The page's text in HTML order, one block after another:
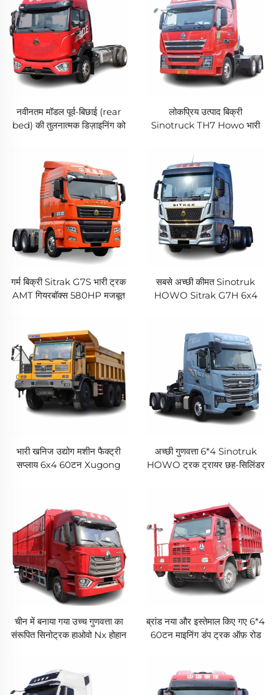
नवीनतम मॉडल पूर्व-बिछाई (rear
bed) की तुलनात्मक डिज़ाइनिंग को
4X2 6.8 मीटर
लोकप्रिय उत्पाद बिक्री
Sinotruck TH7 Howo भारी
ट्रक के लिए
गर्म बिक्री Sitrak G7S भारी ट्रक
AMT गियरबॉक्स 580HP मजबूत
सबसे अच्छी कीमत Sinotruk
HOWO Sitrak G7H 6x4
भारी खनिज उद्योग मशीन फैक्ट्री
सप्लाय 6x4 60टन Xugong
अच्छी गुणवत्ता 6*4 Sinotruk
HOWO ट्रक ट्रायर छह-सिलिंडर
चीन में बनाया गया उच्च गुणवत्ता का
संरूपित सिनोट्रक हाओवो Nx होहान
ब्रांड नया और इस्तेमाल किए गए 6*4
60टन माइनिंग डंप ट्रक ऑफ़ रोड